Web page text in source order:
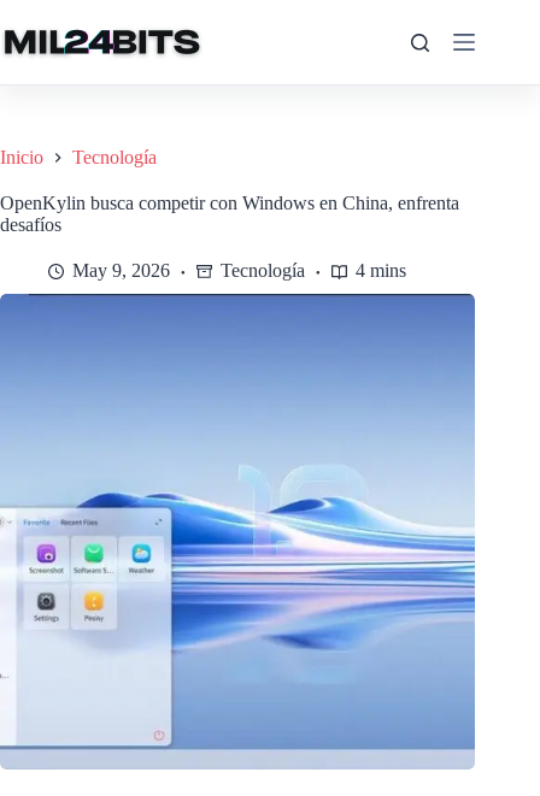
al
contenido
Inicio Tecnología
OpenKylin busca competir con Windows en China, enfrenta
desafíos
May 9, 2026 Tecnología 4 mins